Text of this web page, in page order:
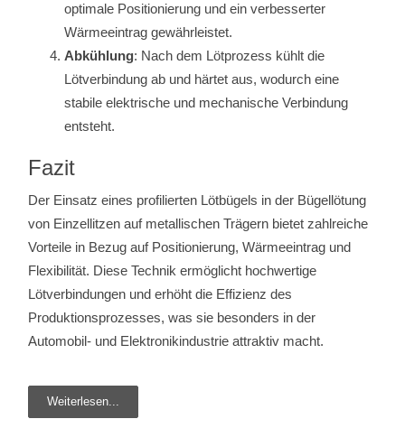
optimale Positionierung und ein verbesserter
Wärmeeintrag gewährleistet.
Abkühlung: Nach dem Lötprozess kühlt die
Lötverbindung ab und härtet aus, wodurch eine
stabile elektrische und mechanische Verbindung
entsteht.
Fazit
Der Einsatz eines profilierten Lötbügels in der Bügellötung
von Einzellitzen auf metallischen Trägern bietet zahlreiche
Vorteile in Bezug auf Positionierung, Wärmeeintrag und
Flexibilität. Diese Technik ermöglicht hochwertige
Lötverbindungen und erhöht die Effizienz des
Produktionsprozesses, was sie besonders in der
Automobil- und Elektronikindustrie attraktiv macht.
Weiterlesen...